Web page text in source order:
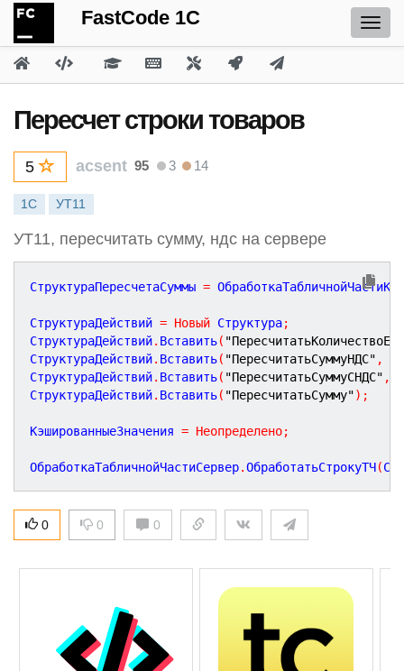
FastCode 1C
Пересчет строки товаров
5 acsent 95 3 14
1С УТ11
УТ11, пересчитать сумму, ндс на сервере
СтруктураПересчетаСуммы =
СтруктураДействий = Новый Структура;
СтруктураДействий. Вставить(
СтруктураДействий. Вставить( "ПересчитатьСуммуНДС" ,
СтруктураДействий. Вставить( "ПересчитатьСуммуСНДС" ,
СтруктураДействий. Вставить( "ПересчитатьСумму") ;
КэшированныеЗначения = Неопределено;
ОбработкаТабличнойЧастиСервер.ОбработатьСтрокуТЧ(
0 0 0